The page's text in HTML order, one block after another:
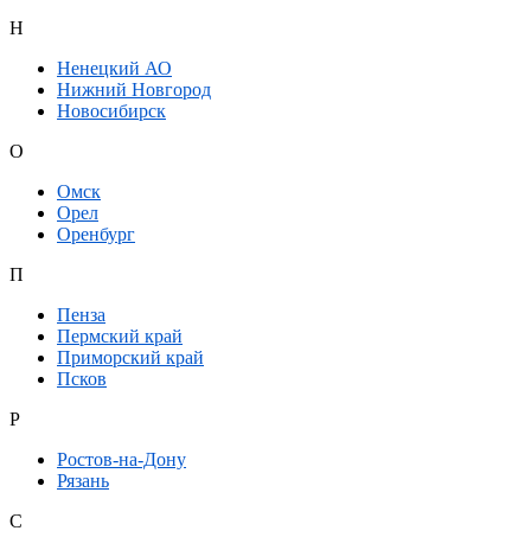
Н
Ненецкий АО
Нижний Новгород
Новосибирск
О
Омск
Орел
Оренбург
П
Пенза
Пермский край
Приморский край
Псков
Р
Ростов-на-Дону
Рязань
С